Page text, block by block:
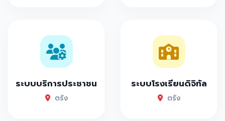
ระบบบริการประชาชน
ตรัง
ระบบโรงเรียนดิจิทัล
ตรัง